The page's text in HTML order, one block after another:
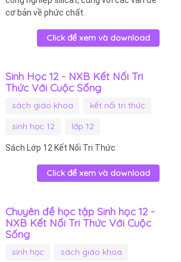
cơ bản về phức chất.
Click để xem và download
Sinh Học 12 - NXB Kết Nối Tri
Thức Với Cuộc Sống
sách giáo khoa
kết nối tri thức
sinh học 12
lớp 12
Sách Lớp 12 Kết Nối Tri Thức
Click để xem và download
Chuyên đề học tập Sinh học 12 -
NXB Kết Nối Tri Thức Với Cuộc
Sống
sinh học
sách giáo khoa